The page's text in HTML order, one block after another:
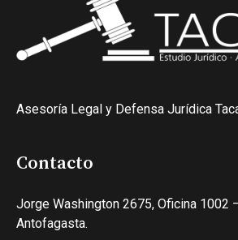
Asesoría Legal y Defensa Jurídica
Contacto
Jorge Washington 2675, Oficina 1002
Antofagasta.